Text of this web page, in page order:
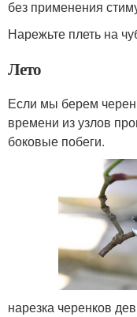
без применения
Нарежьте плеть на
Лето
Если мы берем
времени из узлов
боковые побеги.
нарезка черенков